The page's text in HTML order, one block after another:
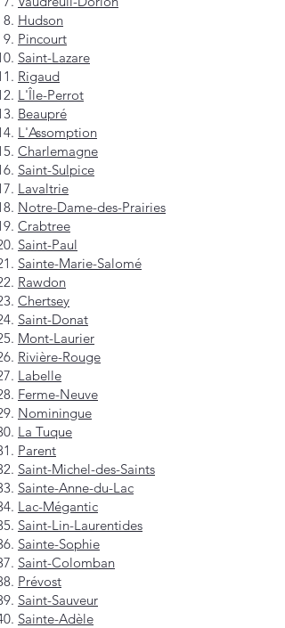
Hudson
Pincourt
Saint-Lazare
Rigaud
L'Île-Perrot
Beaupré
L'Assomption
Charlemagne
Saint-Sulpice
Lavaltrie
Notre-Dame-des-Prairies
Crabtree
Saint-Paul
Sainte-Marie-Salomé
Rawdon
Chertsey
Saint-Donat
Mont-Laurier
Rivière-Rouge
Labelle
Ferme-Neuve
Nominingue
La Tuque
Parent
Saint-Michel-des-Saints
Sainte-Anne-du-Lac
Lac-Mégantic
Saint-Lin-Laurentides
Sainte-Sophie
Saint-Colomban
Prévost
Saint-Sauveur
Sainte-Adèle